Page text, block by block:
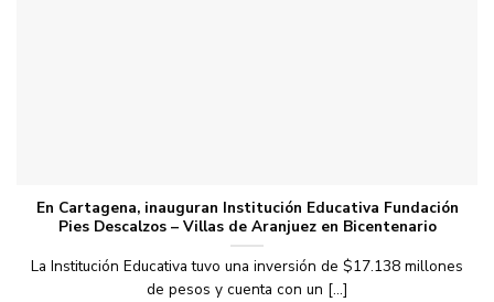
En Cartagena, inauguran Institución Educativa Fundación
Pies Descalzos – Villas de Aranjuez en Bicentenario
La Institución Educativa tuvo una inversión de $17.138 millones
de pesos y cuenta con un [...]